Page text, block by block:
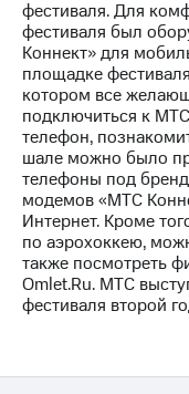
Интервью
отчетность
Контакты
Новости
в
регионе
и акционерам
управление
фестиваля. Для
фестиваля был
Коннект» для
площадке
котором все
подключиться к
телефон,
шале можно было
телефоны под
модемов «МТС
Интернет. Кроме
по аэрохоккею,
также посмотреть
Omlet.Ru. МТС
фестиваля второй